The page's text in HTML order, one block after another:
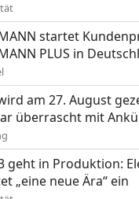
startet
PLUS in
am 27. August
überrascht mit
geht in Produktion:
„eine neue Ära“ ein